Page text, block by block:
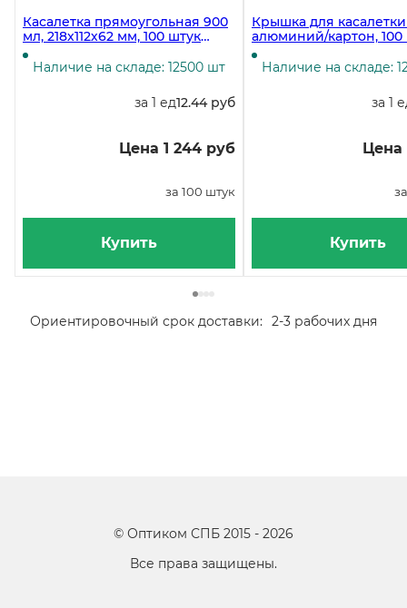
Касалетка прямоугольная 900
мл, 218х112х62 мм, 100 штук
(крышка 19-6408, 19-5540)
Наличие на складе: 12500 шт
за 1 ед12.44 руб
Цена 1 244 руб
за 100 штук
Купить
Крышка для
алюминий/картон, 100
(касалетка 19-6315)
Наличие на складе:
за 1
Цена
Купить
Ориентировочный срок доставки: 2-3 рабочих дня
© Оптиком СПБ 2015 - 2026
Все права защищены.